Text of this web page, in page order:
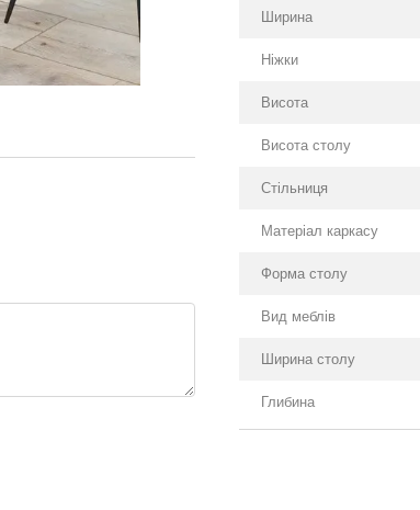
Ширина
Ніжки
Висота
Висота столу
Стільниця
Матеріал каркасу
Форма столу
Вид меблів
Ширина столу
Глибина